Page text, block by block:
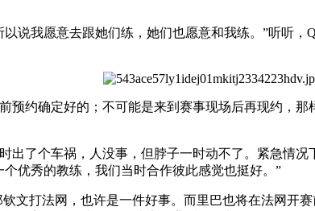
说我愿意去跟她们练，她们也愿意和我练。”听听
预约确定好的；不可能是来到赛事现场后再现约，
出了个车祸，人没事，但脖子一时动不了。紧急情
优秀的教练，我们当时合作彼此感觉也挺好。”
文打法网，也许是一件好事。而里巴也将在法网开